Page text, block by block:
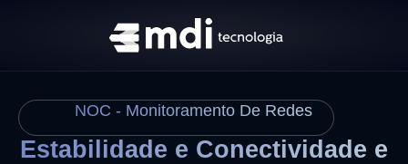
NOC - Monitoramento De Redes
Estabilidade e Conectividade e